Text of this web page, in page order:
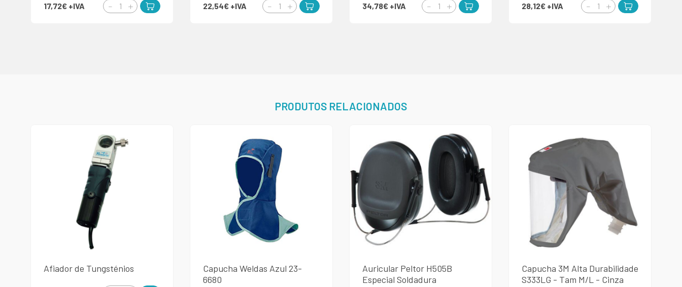
17,72€ +IVA 22,54€ +IVA 34,78€ +IVA 28,12€ +IVA
PRODUTOS RELACIONADOS
Afiador de Tungsténios
Capucha Weldas Azul 23-
6680
Auricular Peltor H505B
Especial Soldadura
Capucha 3M Alta Durabilidade
S333LG - Tam M/L - Cinza